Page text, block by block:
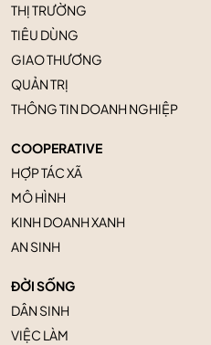
THỊ TRƯỜNG
TIÊU DÙNG
GIAO THƯƠNG
QUẢN TRỊ
THÔNG TIN DOANH NGHIỆP
COOPERATIVE
HỢP TÁC XÃ
MÔ HÌNH
KINH DOANH XANH
AN SINH
ĐỜI SỐNG
DÂN SINH
VIỆC LÀM